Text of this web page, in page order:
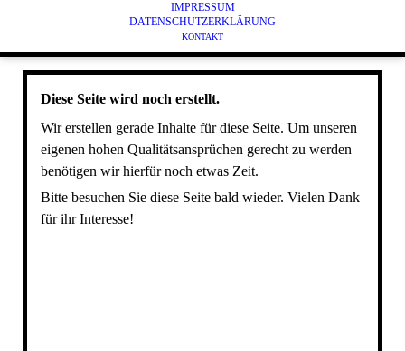
2020 - COBURGER FUCHSSCHAF
2019 - BERGSCHAF
2017 - SKUDDE
2015 - HEIDSCHNUCKE
MÜTZE / TAM ZUM SPINNTREFFEN 2022
IMPRESSUM
IMPRESSUM
DATENSCHUTZERKLÄRUNG
KONTAKT
Diese Seite wird noch erstellt.
Wir erstellen gerade Inhalte für diese Seite. Um unseren
eigenen hohen Qualitätsansprüchen gerecht zu werden
benötigen wir hierfür noch etwas Zeit.
Bitte besuchen Sie diese Seite bald wieder. Vielen Dank
für ihr Interesse!